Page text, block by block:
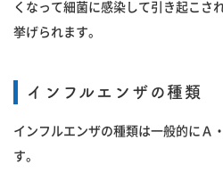
くなって細菌に感染して引き起こさ
挙げられます。
インフルエンザの種類
インフルエンザの種類は一般的にＡ
す。